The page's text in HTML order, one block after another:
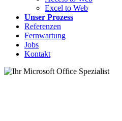
Excel to Web
Unser Prozess
Referenzen
Fernwartung
Jobs
Kontakt